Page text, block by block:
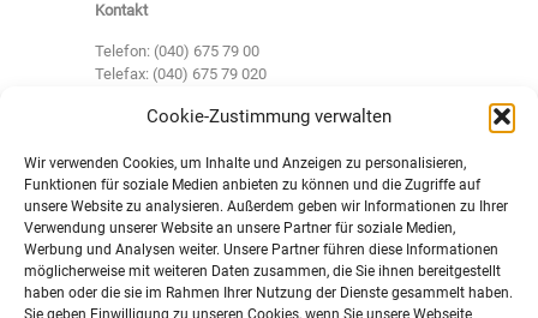
Cookie-Zustimmung verwalten
Wir verwenden Cookies, um Inhalte und Anzeigen zu personalisieren,
Funktionen für soziale Medien anbieten zu können und die Zugriffe auf
unsere Website zu analysieren. Außerdem geben wir Informationen zu Ihrer
Verwendung unserer Website an unsere Partner für soziale Medien,
Werbung und Analysen weiter. Unsere Partner führen diese Informationen
möglicherweise mit weiteren Daten zusammen, die Sie ihnen bereitgestellt
haben oder die sie im Rahmen Ihrer Nutzung der Dienste gesammelt haben.
Sie geben Einwilligung zu unseren Cookies, wenn Sie unsere Webseite
Kontakt
Telefon: (040) 675 79 00
Telefax: (040) 675 79 020
rezept@inneremedizinmitherz.de
Unsere Sprechzeiten:
Montag
8:00 - 12:00 Uhr und 15:00 -
18:00 Uhr
Dienstag
8:00 - 15:00 Uhr